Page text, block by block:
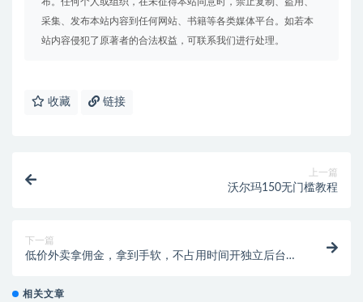
采集、发布本站内容到任何网站、书籍等各类媒体平台。如若本
站内容侵犯了原著者的合法权益，可联系我们进行处理。
收藏 链接
上一篇
沃尔玛150无门槛教程
下一篇
低价外卖拿佣金，拿到手软，不占用时间开独立后台，
相关文章